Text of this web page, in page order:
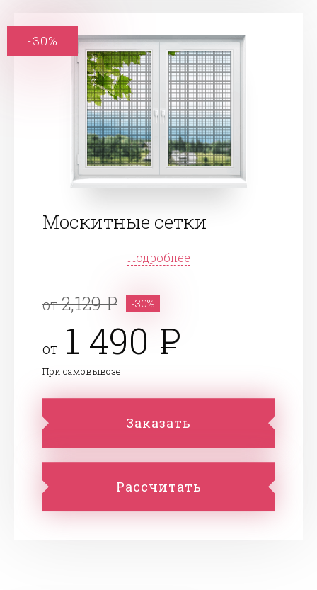
Москитные сетки
Подробнее
от2,129 -30%
от 1 490
При самовывозе
Заказать
Рассчитать
-30%